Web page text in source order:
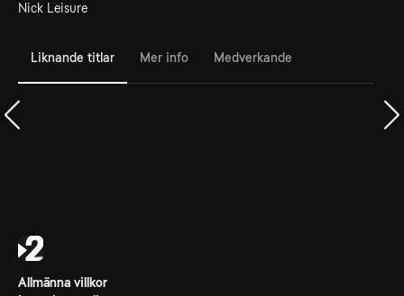
Nick Leisure
Liknande titlar Mer info Medverkande
Allmänna villkor